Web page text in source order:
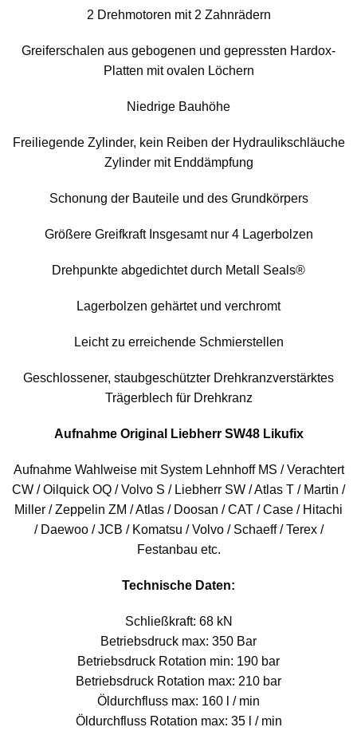
2 Drehmotoren mit 2 Zahnrädern
Greiferschalen aus gebogenen und gepressten Hardox-
Platten mit ovalen Löchern
Niedrige Bauhöhe
Freiliegende Zylinder, kein Reiben der Hydraulikschläuche
Zylinder mit Enddämpfung
Schonung der Bauteile und des Grundkörpers
Größere Greifkraft Insgesamt nur 4 Lagerbolzen
Drehpunkte abgedichtet durch Metall Seals®
Lagerbolzen gehärtet und verchromt
Leicht zu erreichende Schmierstellen
Geschlossener, staubgeschützter Drehkranzverstärktes
Trägerblech für Drehkranz
Aufnahme Original Liebherr SW48 Likufix
Aufnahme Wahlweise mit System Lehnhoff MS / Verachtert
CW / Oilquick OQ / Volvo S / Liebherr SW / Atlas T / Martin /
Miller / Zeppelin ZM / Atlas / Doosan / CAT / Case / Hitachi
/ Daewoo / JCB / Komatsu / Volvo / Schaeff / Terex /
Festanbau etc.
Technische Daten:
Schließkraft: 68 kN
Betriebsdruck max: 350 Bar
Betriebsdruck Rotation min: 190 bar
Betriebsdruck Rotation max: 210 bar
Öldurchfluss max: 160 l / min
Öldurchfluss Rotation max: 35 l / min